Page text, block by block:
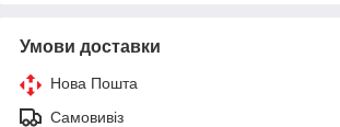
Умови доставки
Нова Пошта
Самовивіз